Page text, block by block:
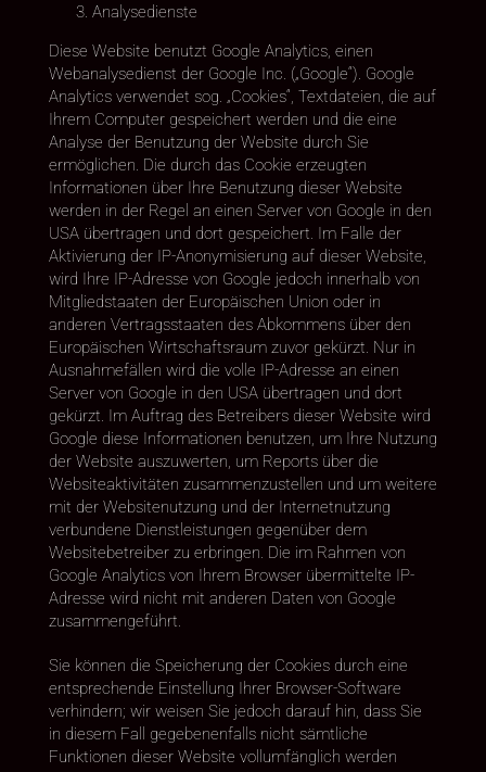
Analysedienste
Diese Website benutzt Google Analytics, einen
Webanalysedienst der Google Inc. („Google“). Google
Analytics verwendet sog. „Cookies“, Textdateien, die auf
Ihrem Computer gespeichert werden und die eine
Analyse der Benutzung der Website durch Sie
ermöglichen. Die durch das Cookie erzeugten
Informationen über Ihre Benutzung dieser Website
werden in der Regel an einen Server von Google in den
USA übertragen und dort gespeichert. Im Falle der
Aktivierung der IP-Anonymisierung auf dieser Website,
wird Ihre IP-Adresse von Google jedoch innerhalb von
Mitgliedstaaten der Europäischen Union oder in
anderen Vertragsstaaten des Abkommens über den
Europäischen Wirtschaftsraum zuvor gekürzt. Nur in
Ausnahmefällen wird die volle IP-Adresse an einen
Server von Google in den USA übertragen und dort
gekürzt. Im Auftrag des Betreibers dieser Website wird
Google diese Informationen benutzen, um Ihre Nutzung
der Website auszuwerten, um Reports über die
Websiteaktivitäten zusammenzustellen und um weitere
mit der Websitenutzung und der Internetnutzung
verbundene Dienstleistungen gegenüber dem
Websitebetreiber zu erbringen. Die im Rahmen von
Google Analytics von Ihrem Browser übermittelte IP-
Adresse wird nicht mit anderen Daten von Google
zusammengeführt.
Sie können die Speicherung der Cookies durch eine
entsprechende Einstellung Ihrer Browser-Software
verhindern; wir weisen Sie jedoch darauf hin, dass Sie
in diesem Fall gegebenenfalls nicht sämtliche
Funktionen dieser Website vollumfänglich werden